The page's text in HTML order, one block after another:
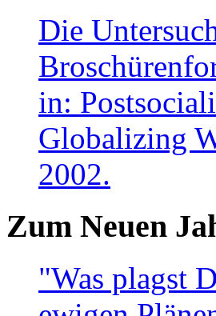
Die
in:
Globalizing
2002.
Zum Neuen
"Was plagst